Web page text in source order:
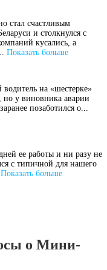
стал счастливым
и столкнулся с
кусались, а
Показать больше
на «шестерке»
у виновника аварии
позаботился о...
ее работы и ни разу не
с типичной для нашего
Показать больше
о Мини-